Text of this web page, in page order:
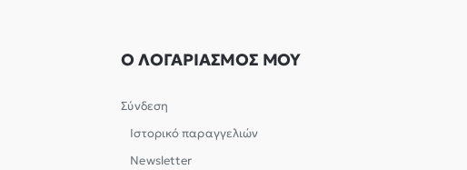
Ο ΛΟΓΑΡΙΑΣΜΟΣ ΜΟΥ
Σύνδεση
Ιστορικό παραγγελιών
Newsletter